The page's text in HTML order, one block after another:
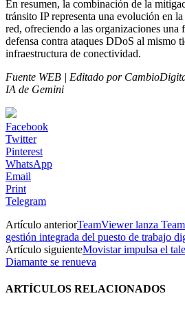
En resumen, la combinación de la
tránsito IP representa una evolución en
red, ofreciendo a las organizaciones una
defensa contra ataques DDoS al mismo
infraestructura de conectividad.
Fuente WEB | Editado por
IA de Gemini
Facebook
Twitter
Pinterest
WhatsApp
Email
Print
Telegram
Artículo anteriorTeamViewer lanza
gestión integrada del puesto de trabajo
Artículo siguienteMovistar impulsa el
Diamante se renueva
ARTÍCULOS RELACIONADOS